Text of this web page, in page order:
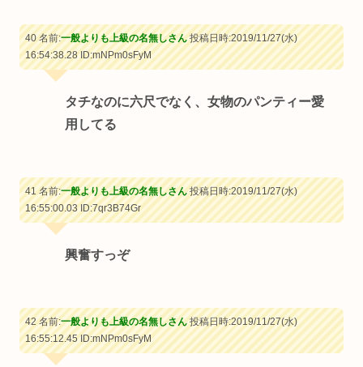
40 名前:一般よりも上級の名無しさん投稿日時:2019/11/27(水)
16:54:38.28ID:mNPm0sFyM
タチなのに六尺でなく、女物のパンティー愛
用してる
41 名前:一般よりも上級の名無しさん投稿日時:2019/11/27(水)
16:55:00.03ID:7qr3B74Gr
興奮すっぞ
42 名前:一般よりも上級の名無しさん投稿日時:2019/11/27(水)
16:55:12.45ID:mNPm0sFyM